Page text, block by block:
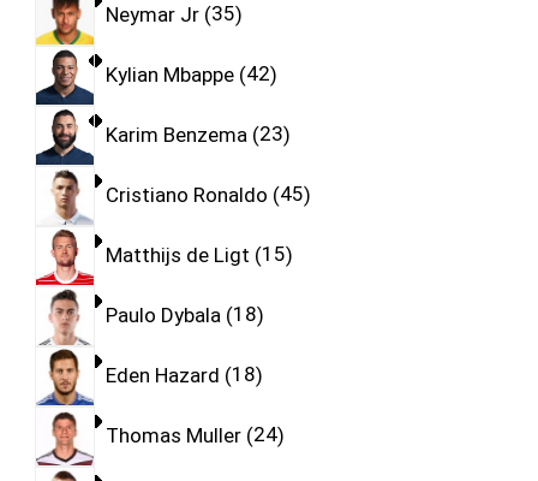
Neymar Jr 35
Kylian Mbappe 42
Karim Benzema 23
Cristiano Ronaldo 45
Matthijs de Ligt 15
Paulo Dybala 18
Eden Hazard 18
Thomas Muller 24